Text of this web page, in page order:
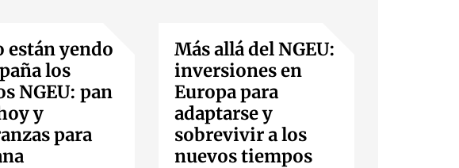
están yendo
los
NGEU: pan
y
para
Más allá del NGEU:
inversiones en
Europa para
adaptarse y
sobrevivir a los
nuevos tiempos